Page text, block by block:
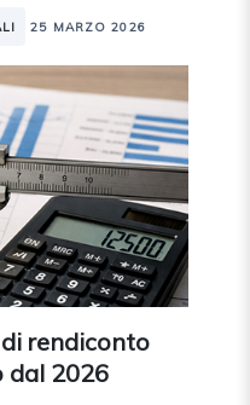
25 MARZO 2026
rendiconto
dal 2026